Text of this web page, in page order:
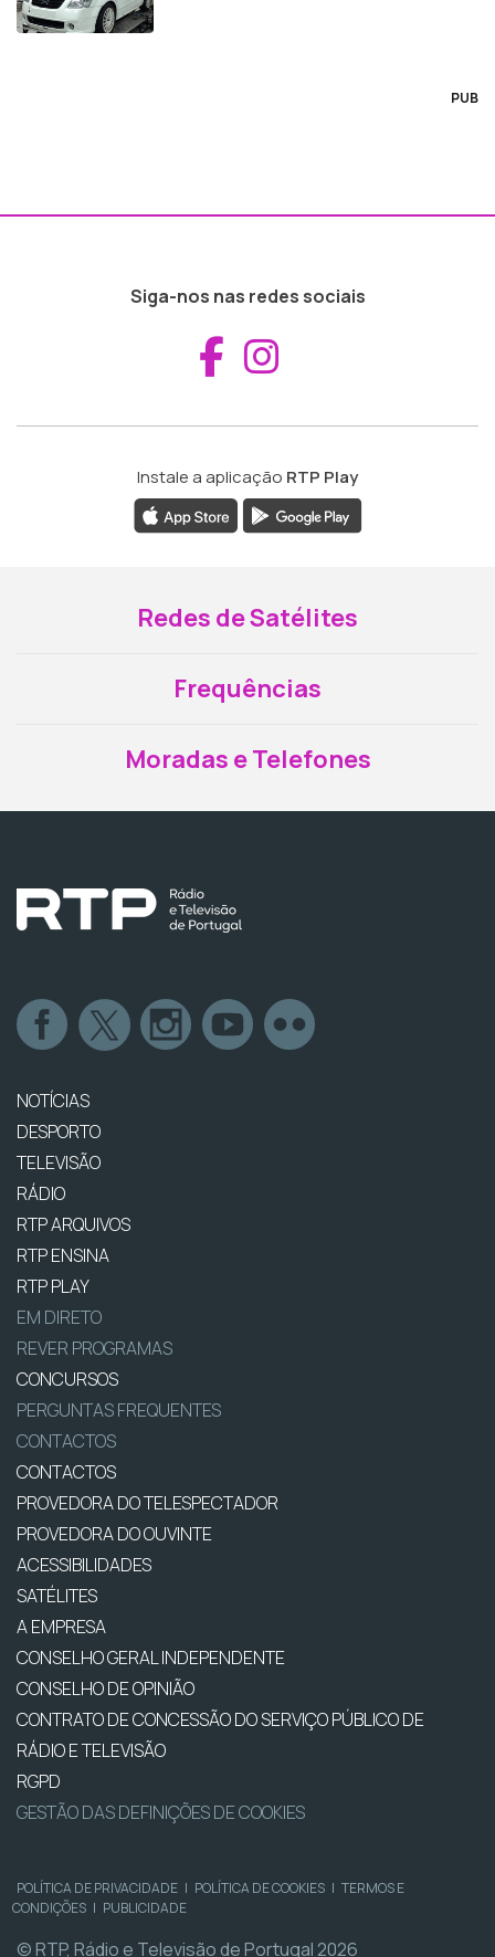
PUB
Siga-nos nas redes sociais
Aceder ao
Instale a aplicação RTP Play
Redes de Satélites
Frequências
Moradas e Telefones
NOTÍCIAS
DESPORTO
TELEVISÃO
RÁDIO
RTP ARQUIVOS
RTP ENSINA
RTP PLAY
EM DIRETO
REVER PROGRAMAS
CONCURSOS
PERGUNTAS FREQUENTES
CONTACTOS
CONTACTOS
PROVEDORA DO TELESPECTADOR
PROVEDORA DO OUVINTE
ACESSIBILIDADES
SATÉLITES
A EMPRESA
CONSELHO GERAL INDEPENDENTE
CONSELHO DE OPINIÃO
CONTRATO DE CONCESSÃO DO SERVIÇO PÚBLICO DE
RÁDIO E TELEVISÃO
RGPD
GESTÃO DAS DEFINIÇÕES DE COOKIES
POLÍTICA DE PRIVACIDADE | POLÍTICA DE COOKIES | TERMOS E
CONDIÇÕES | PUBLICIDADE
© RTP, Rádio e Televisão de Portugal 2026